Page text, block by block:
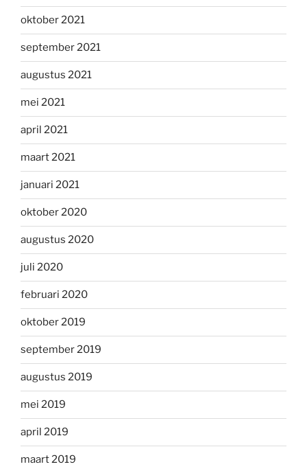
oktober 2021
september 2021
augustus 2021
mei 2021
april 2021
maart 2021
januari 2021
oktober 2020
augustus 2020
juli 2020
februari 2020
oktober 2019
september 2019
augustus 2019
mei 2019
april 2019
maart 2019